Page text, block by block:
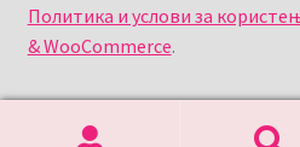
Политика и услови за
& WooCommerce.